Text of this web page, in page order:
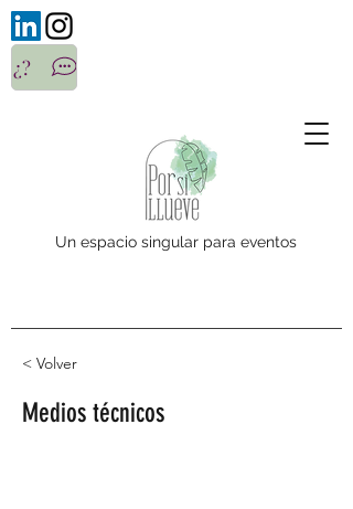
Un espacio singular para eventos
¿?
< Volver
Medios técnicos